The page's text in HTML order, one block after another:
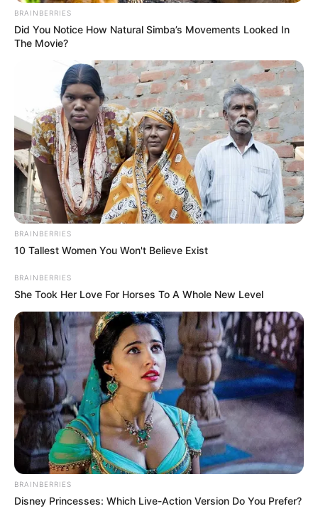
BRAINBERRIES
Did You Notice How Natural Simba’s Movements Looked In
The Movie?
BRAINBERRIES
10 Tallest Women You Won't Believe Exist
BRAINBERRIES
She Took Her Love For Horses To A Whole New Level
BRAINBERRIES
Disney Princesses: Which Live-Action Version Do You Prefer?